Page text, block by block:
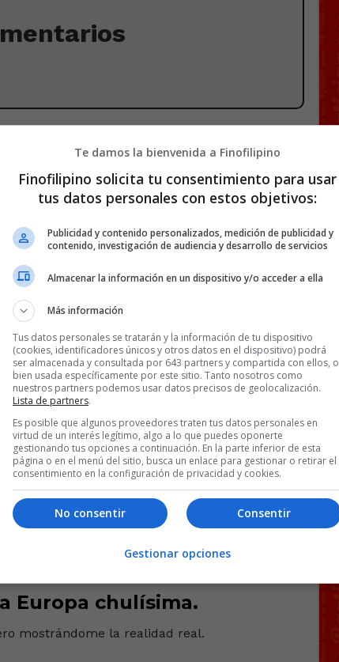
para eclipse por 6€
Europa chulísima.
mostrándome la realidad real.
Te damos la bienvenida a Finofilipino
Finofilipino solicita tu consentimiento para usar
tus datos personales con estos objetivos:
Publicidad y contenido personalizados, medición de publicidad y
contenido, investigación de audiencia y desarrollo de servicios
Almacenar la información en un dispositivo y/o acceder a ella
Más información
Tus datos personales se tratarán y la información de tu dispositivo
(cookies, identificadores únicos y otros datos en el dispositivo) podrá
ser almacenada y consultada por 643 partners y compartida con ellos, o
bien usada específicamente por este sitio. Tanto nosotros como
nuestros partners podemos usar datos precisos de geolocalización.
Lista de partners.
Es posible que algunos proveedores traten tus datos personales en
virtud de un interés legítimo, algo a lo que puedes oponerte
gestionando tus opciones a continuación. En la parte inferior de esta
página o en el menú del sitio, busca un enlace para gestionar o retirar el
consentimiento en la configuración de privacidad y cookies.
Consentir
No consentir
Gestionar opciones